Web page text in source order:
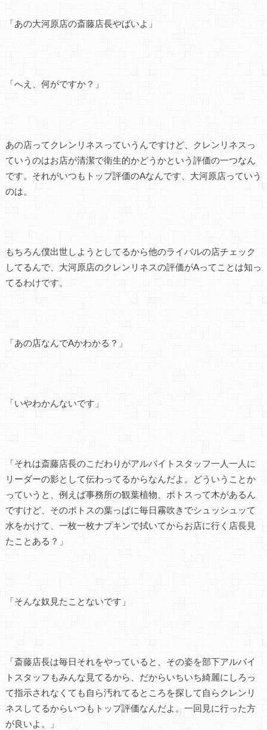
「あの大河原店の斎藤店長やばいよ」
「へえ、何がですか？」
あの店ってクレンリネスっていうんですけど、クレンリネスっ
ていうのはお店が清潔で衛生的かどうかという評価の一つなん
です。それがいつもトップ評価のAなんです、大河原店っていう
のは。
もちろん僕出世しようとしてるから他のライバルの店チェック
してるんで、大河原店のクレンリネスの評価がAってことは知っ
てるわけです。
「あの店なんでAかわかる？」
「いやわかんないです」
「それは斎藤店長のこだわりがアルバイトスタッフ一人一人に
リーダーの影として伝わってるからなんだよ。どういうことか
っていうと、例えば事務所の観葉植物、ポトスって木があるん
ですけど、そのポトスの葉っぱに毎日霧吹きでシュッシュッて
水をかけて、一枚一枚ナプキンで拭いてからお店に行く店長見
たことある？」
「そんな奴見たことないです」
「斎藤店長は毎日それをやっていると、その姿を部下アルバイ
トスタッフもみんな見てるから、だからいちいち綺麗にしろっ
て指示されなくても自ら汚れてるところを探して自らクレンリ
ネスしてるからいつもトップ評価なんだよ。一回見に行った方
が良いよ。」